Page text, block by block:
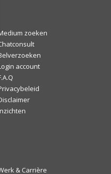
zoeken
account
& Carrière